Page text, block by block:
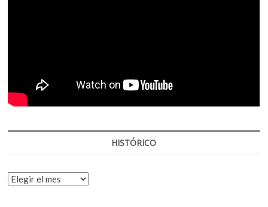
HISTÓRICO
HISTÓRICO